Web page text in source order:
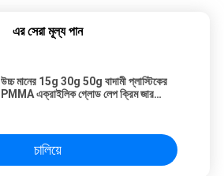
এর সেরা মূল্য পান
উচ্চ মানের 15g 30g 50g বাদামী প্লাস্টিকের
PMMA এক্রাইলিক গ্লোড লেপ ক্রিম জার
চালিয়ে